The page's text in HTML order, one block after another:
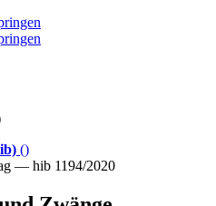
()
— hib 1194/2020